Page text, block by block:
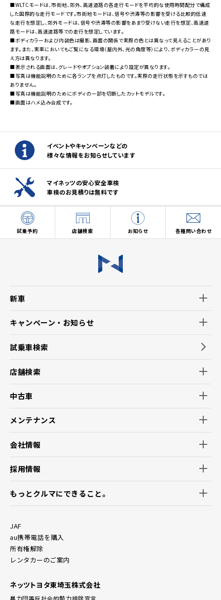
■WLTCモードは、市街地、郊外、高速道路の各走行モードを平均的な使用時間配分で構成
した国際的な走行モードです。市街地モードは、信号や渋滞等の影響を受ける比較的低速
な走行を想定し、郊外モードは、信号や渋滞等の影響をあまり受けない走行を想定、高速道
路モードは、高速道路等での走行を想定しています。
■ボディカラーおよび内装色は撮影、画面の関係で実際の色とは異なって見えることがあり
ます。また、実車においてもご覧になる環境（屋内外、光の角度等）により、ボディカラーの見
え方は異なります。
■表示される画面は、グレードやオプション装着により設定が異なります。
■写真は機能説明のために各ランプを点灯したものです。実際の走行状態を示すものでは
ありません。
■写真は機能説明のためにボディの一部を切断したカットモデルです。
■画面はハメ込み合成です。
イベントやキャンペーンなどの
様々な情報をお知らせしています
マイネッツの安心安全車検
車検のお見積りは無料です
試乗予約 店舗検索 お知らせ 各種問い合わせ
新車
キャンペーン・お知らせ
試乗車検索
店舗検索
中古車
メンテナンス
会社情報
採用情報
もっとクルマにできること。
JAF
au携帯電話を購入
所有権解除
レンタカーのご案内
ネッツトヨタ東埼玉株式会社
暴力団等反社会的勢力排除宣言